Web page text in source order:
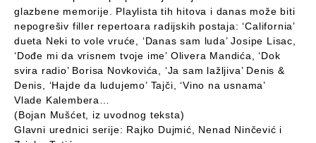
glazbene memorije. Playlista tih hitova i danas može biti
nepogrešiv filler repertoara radijskih postaja: ‘California’
dueta Neki to vole vruće, ‘Danas sam luda’ Josipe Lisac,
‘Dođe mi da vrisnem tvoje ime’ Olivera Mandića, ‘Dok
svira radio’ Borisa Novkovića, ‘Ja sam lažljiva’ Denis &
Denis, ‘Hajde da ludujemo’ Tajči, ‘Vino na usnama’
Vlade Kalembera…
(Bojan Mušćet, iz uvodnog teksta)
Glavni urednici serije: Rajko Dujmić, Nenad Ninčević i